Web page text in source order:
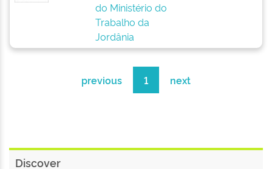
do Ministério do
Trabalho da
Jordânia
previous 1 next
Discover